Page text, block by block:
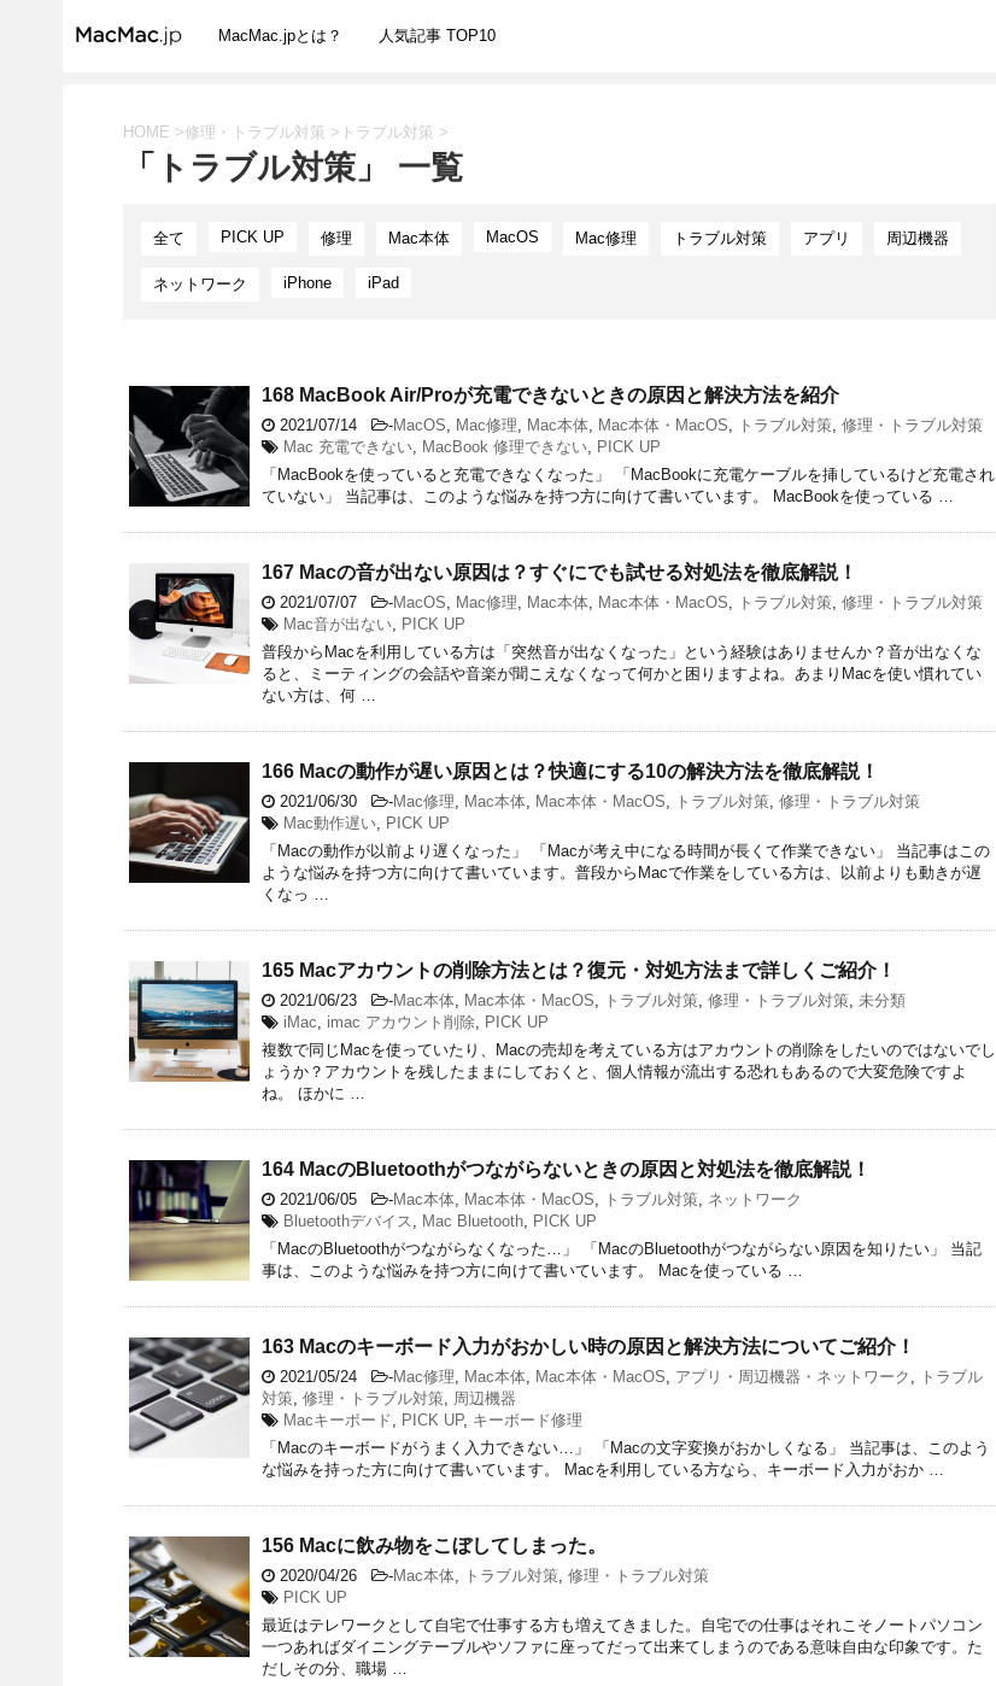
MacMac.jpとは？ 人気記事 TOP10
HOME >修理・トラブル対策 > トラブル対策 >
「トラブル対策」 一覧
全て PICK UP 修理 Mac本体 MacOS Mac修理 トラブル対策 アプリ 周辺機器
ネットワーク iPhone iPad
168 MacBook Air/Proが充電できないときの原因と解決方法を紹介
2021/07/14 -MacOS, Mac修理, Mac本体, Mac本体・MacOS, トラブル対策, 修理・トラブル対策
Mac 充電できない, MacBook 修理できない, PICK UP
「MacBookを使っていると充電できなくなった」 「MacBookに充電ケーブルを挿しているけど充電され
ていない」 当記事は、このような悩みを持つ方に向けて書いています。 MacBookを使っている …
167 Macの音が出ない原因は？すぐにでも試せる対処法を徹底解説！
2021/07/07 -MacOS, Mac修理, Mac本体, Mac本体・MacOS, トラブル対策, 修理・トラブル対策
Mac音が出ない, PICK UP
普段からMacを利用している方は「突然音が出なくなった」という経験はありませんか？音が出なくな
ると、ミーティングの会話や音楽が聞こえなくなって何かと困りますよね。あまりMacを使い慣れてい
ない方は、何 …
166 Macの動作が遅い原因とは？快適にする10の解決方法を徹底解説！
2021/06/30 -Mac修理, Mac本体, Mac本体・MacOS, トラブル対策, 修理・トラブル対策
Mac動作遅い, PICK UP
「Macの動作が以前より遅くなった」 「Macが考え中になる時間が長くて作業できない」 当記事はこの
ような悩みを持つ方に向けて書いています。普段からMacで作業をしている方は、以前よりも動きが遅
くなっ …
165 Macアカウントの削除方法とは？復元・対処方法まで詳しくご紹介！
2021/06/23 -Mac本体, Mac本体・MacOS, トラブル対策, 修理・トラブル対策, 未分類
iMac, imac アカウント削除, PICK UP
複数で同じMacを使っていたり、Macの売却を考えている方はアカウントの削除をしたいのではないでし
ょうか？アカウントを残したままにしておくと、個人情報が流出する恐れもあるので大変危険ですよ
ね。 ほかに …
164 MacのBluetoothがつながらないときの原因と対処法を徹底解説！
2021/06/05 -Mac本体, Mac本体・MacOS, トラブル対策, ネットワーク
Bluetoothデバイス , Mac Bluetooth, PICK UP
「MacのBluetoothがつながらなくなった…」 「MacのBluetoothがつながらない原因を知りたい」 当記
事は、このような悩みを持つ方に向けて書いています。 Macを使っている …
163 Macのキーボード入力がおかしい時の原因と解決方法についてご紹介！
2021/05/24 -Mac修理, Mac本体, Mac本体・MacOS, アプリ・周辺機器・ネットワーク ,
トラブル
対策, 修理・トラブル対策, 周辺機器
Macキーボード, PICK UP, キーボード修理
「Macのキーボードがうまく入力できない…」 「Macの文字変換がおかしくなる」 当記事は、このよう
な悩みを持った方に向けて書いています。 Macを利用している方なら、キーボード入力がおか …
156 Macに飲み物をこぼしてしまった。
2020/04/26 -Mac本体, トラブル対策, 修理・トラブル対策
PICK UP
最近はテレワークとして自宅で仕事する方も増えてきました。自宅での仕事はそれこそノートパソコン
一つあればダイニングテーブルやソファに座ってだって出来てしまうのである意味自由な印象です。た
だしその分、職場 …